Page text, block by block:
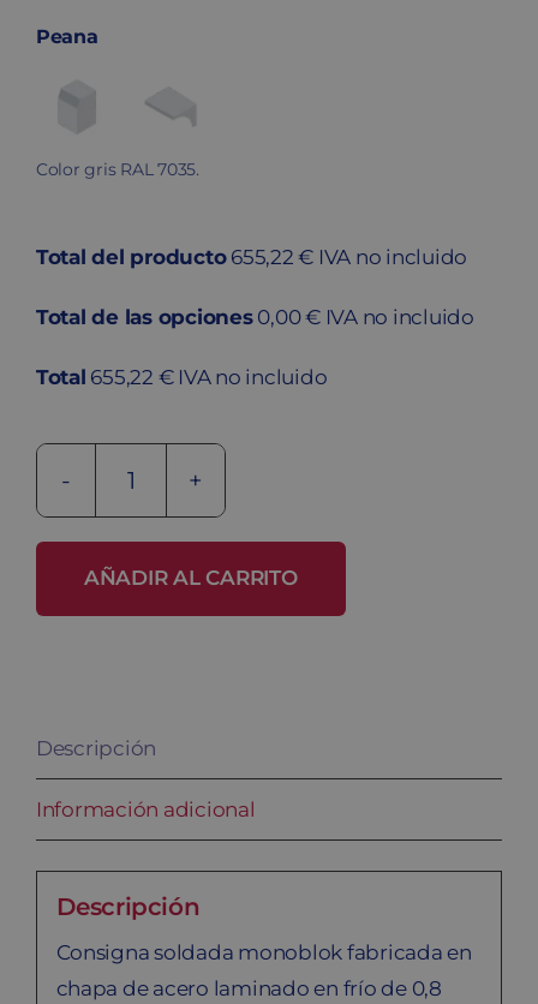
Peana
Color gris RAL 7035.
Total del producto 655,22 € IVA no incluido
Total de las opciones 0,00 € IVA no incluido
Total 655,22 € IVA no incluido
Charging
12P
AÑADIR AL CARRITO
Descripción
Información adicional
Descripción
Consigna soldada monoblok fabricada en
chapa de acero laminado en frío de 0,8